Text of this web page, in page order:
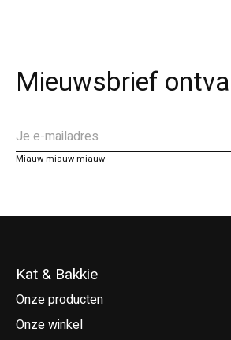
Mieuwsbrief
Miauw miauw miauw
Kat & Bakkie
Onze producten
Onze winkel